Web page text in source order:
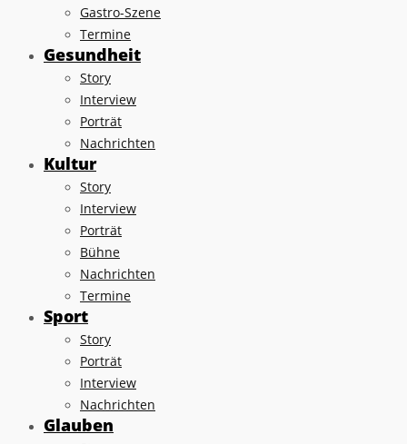
Gastro-Szene
Termine
Gesundheit
Story
Interview
Porträt
Nachrichten
Kultur
Story
Interview
Porträt
Bühne
Nachrichten
Termine
Sport
Story
Porträt
Interview
Nachrichten
Glauben